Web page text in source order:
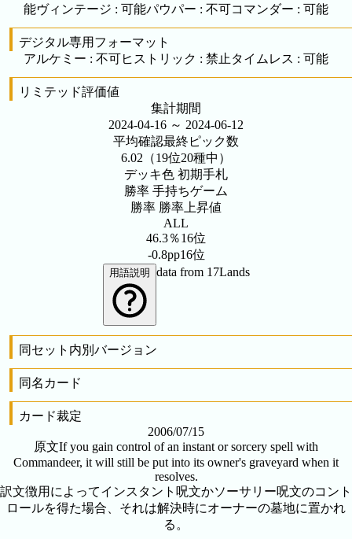
能ヴィンテージ : 可能パウパー : 不可コマンダー : 可能
デジタル専用フォーマット
アルケミー : 不可ヒストリック : 禁止 タイムレス : 可能
リミテッド評価値
集計期間
2024-04-16 ～ 2024-06-12
平均確認最終ピック数
6.02 （19位20種中）
デッキ色 初期手札
勝率 手持ちゲーム
勝率 勝率上昇値
ALL
46.3％16位
-0.8pp16位
用語説明 data from 17Lands
同セット内別バージョン
同名カード
カード裁定
2006/07/15
原文If you gain control of an instant or sorcery spell with
Commandeer, it will still be put into its owner's graveyard when it
resolves.
訳文徴用によってインスタント呪文かソーサリー呪文のコント
ロールを得た場合、それは解決時にオーナーの墓地に置かれ
る。